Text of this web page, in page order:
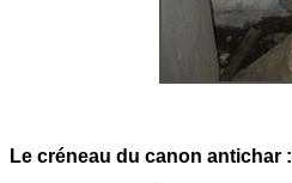
Le créneau du canon antichar :